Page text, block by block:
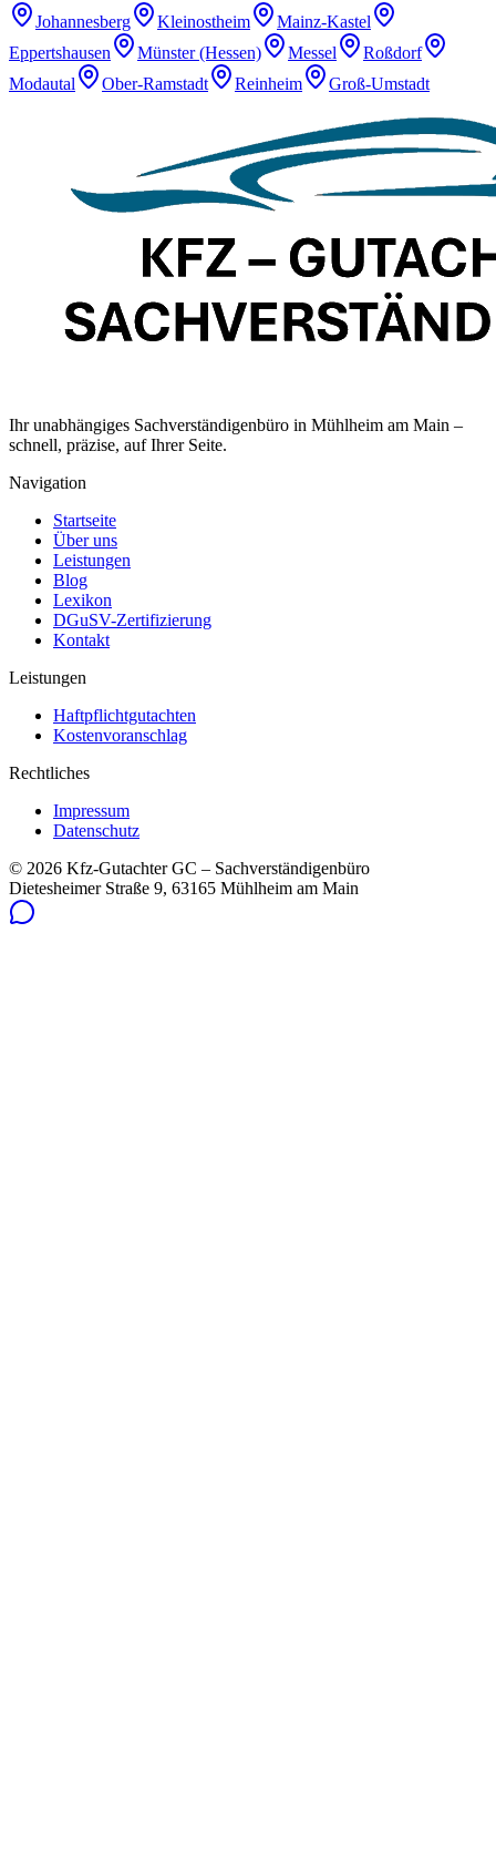
Johannesberg Kleinostheim
Mainz-Kastel
Eppertshausen
Münster (Hessen) Messel
Roßdorf
Modautal
Ober-Ramstadt Reinheim Groß-Umstadt
Ihr unabhängiges Sachverständigenbüro in Mühlheim am Main –
schnell, präzise, auf Ihrer Seite.
Navigation
Startseite
Über uns
Leistungen
Blog
Lexikon
DGuSV-Zertifizierung
Kontakt
Leistungen
Haftpflichtgutachten
Kostenvoranschlag
Rechtliches
Impressum
Datenschutz
© 2026 Kfz-Gutachter GC – Sachverständigenbüro
Dietesheimer Straße 9, 63165 Mühlheim am Main